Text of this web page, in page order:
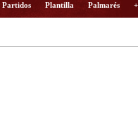
Partidos Plantilla Palmarés